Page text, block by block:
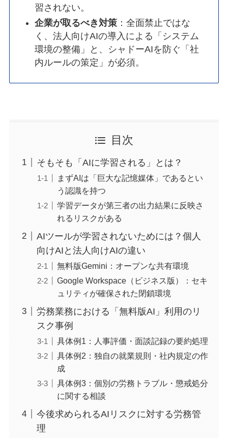
習されない。
企業が取るべき対策 ：全面禁止ではな
く、法人向けAIの導入による「システム
環境の整備」と、シャドーAIを防ぐ「社
内ルールの策定」が必須。
目次
そもそも「AIに学習される」とは？
まずAIは「巨大な記憶媒体」であるとい
う認識を持つ
学習データが第三者の出力結果に反映さ
れるリスクがある
AIツールが学習されないためには？個人
向けAIと法人向けAIの違い
無料版Gemini：オープンな共有環境
Google Workspace（ビジネス版）：セキ
ュリティが確保された閉鎖環境
労務業務における「無料版AI」利用のリ
スク事例
具体例1：人事評価・面談記録の要約処理
具体例2：独自の就業規則・社内規定の作
成
具体例3：個別の労務トラブル・懲戒処分
に関する相談
今後求められるAIリスクに対する労務管
理